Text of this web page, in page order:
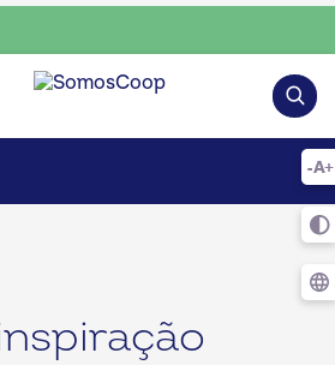
o coop • escolha